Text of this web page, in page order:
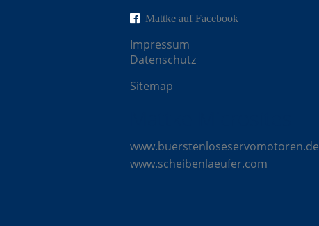
Mattke auf Facebook
Impressum
Datenschutz
Sitemap
www.buerstenloseservomotoren.de
www.scheibenlaeufer.com